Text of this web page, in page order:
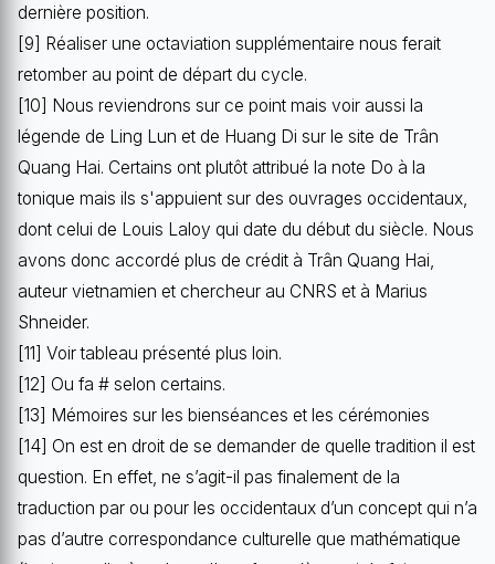
dernière position.
[9] Réaliser une octaviation supplémentaire nous ferait
retomber au point de départ du cycle.
[10] Nous reviendrons sur ce point mais voir aussi la
légende de Ling Lun et de Huang Di sur le site de Trân
Quang Hai. Certains ont plutôt attribué la note Do à la
tonique mais ils s'appuient sur des ouvrages occidentaux,
dont celui de Louis Laloy qui date du début du siècle. Nous
avons donc accordé plus de crédit à Trân Quang Hai,
auteur vietnamien et chercheur au CNRS et à Marius
Shneider.
[11] Voir tableau présenté plus loin.
[12] Ou fa # selon certains.
[13] Mémoires sur les bienséances et les cérémonies
[14] On est en droit de se demander de quelle tradition il est
question. En effet, ne s’agit-il pas finalement de la
traduction par ou pour les occidentaux d’un concept qui n’a
pas d’autre correspondance culturelle que mathématique